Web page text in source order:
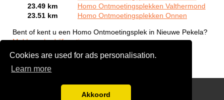
Cookies are used for ads personalisation.
Learn more
Akkoord
23.49 km
Homo Ontmoetingsplekken Valthermond
23.51 km
Homo Ontmoetingsplekken Onnen
Bent of kent u een Homo Ontmoetingsplek in Nieuwe Pekela?
Meld een bedrijf gratis aan